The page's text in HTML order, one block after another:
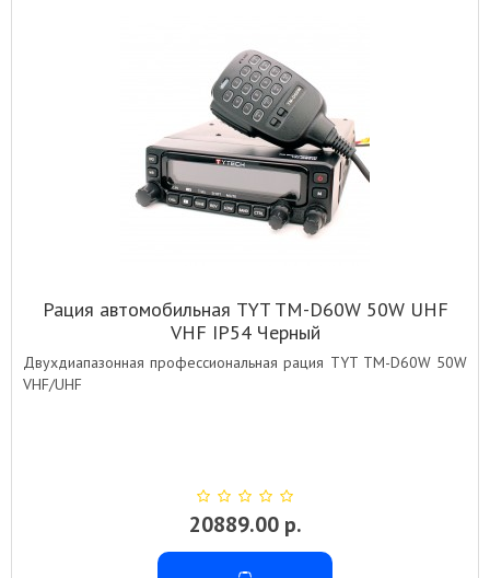
Рация автомобильная TYT TM-D60W 50W UHF
VHF IP54 Черный
Двухдиапазонная профессиональная рация TYT TM-D60W 50W
VHF/UHF
20889.00 р.